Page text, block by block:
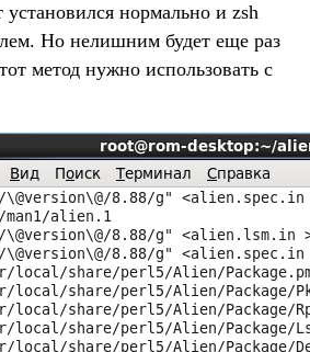
нормально и zsh
Но нелишним будет еще раз
метод нужно использовать с